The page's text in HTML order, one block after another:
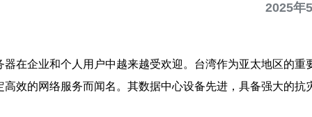
2025年
器在企业和个人用户中越来越受欢迎。台湾作为亚太地区的
高效的网络服务而闻名。其数据中心设备先进，具备强大的